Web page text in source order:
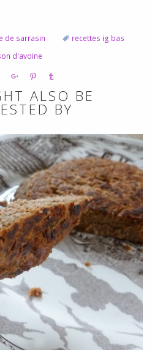
de sarrasin
recettes ig bas
d'avoine
ALSO BE
BY